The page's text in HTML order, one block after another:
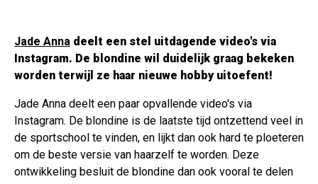
Jade Anna deelt een stel uitdagende video's via
Instagram. De blondine wil duidelijk graag bekeken
worden terwijl ze haar nieuwe hobby uitoefent!
Jade Anna deelt een paar opvallende video's via
Instagram. De blondine is de laatste tijd ontzettend veel in
de sportschool te vinden, en lijkt dan ook hard te ploeteren
om de beste versie van haarzelf te worden. Deze
ontwikkeling besluit de blondine dan ook vooral te delen